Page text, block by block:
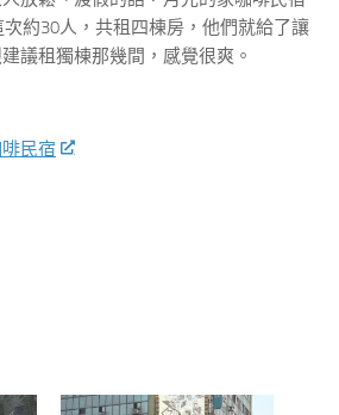
次約30人，共租四棟房，他們就給了讓
議租獨棟那幾間，感覺很爽。
民宿